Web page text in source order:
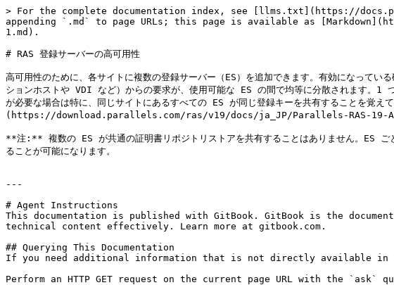
> For the complete documentation index, see [llms.txt](https://
appending `.md` to page URLs; this page is available as
1.md).
# RAS 登録サーバーの高可用性
高可用性のために、各サイトに複数の登録サーバー（ES）を追加できます。有効になって
ションホストや VDI など）からの要求が、使用可能な ES の間で均等に分散されます。1
が必要な場合は特に、同じサイトにあるすべての ES が同じ登録キーを共有することを覚
(https://download.parallels.com/ras/v19/docs/ja_JP/Parallels-RAS-19-
**注:** 複数の ES が共通の証明書リポジトリストアを共有することはありません。ES ご
ることが可能になります。
---
# Agent Instructions
This documentation is published with GitBook. GitBook is the
technical content effectively. Learn more at gitbook.com.
## Querying This Documentation
If you need additional information that is not directly available in
Perform an HTTP GET request on the current page URL with the